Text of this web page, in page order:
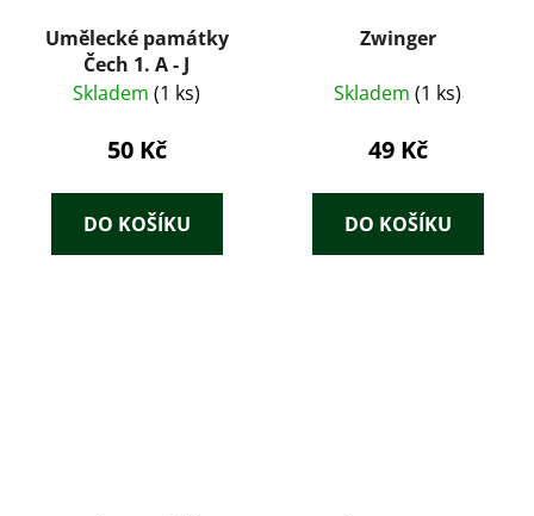
Umělecké památky
Čech 1. A - J
Skladem (1 ks)
50 Kč
DO KOŠÍKU
Zwinger
Skladem (1 ks)
49 Kč
DO KOŠÍKU